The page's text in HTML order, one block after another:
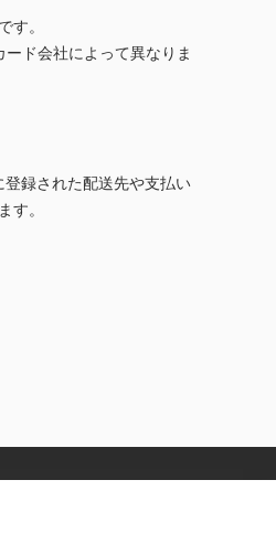
す。
ド会社によって異なりま
録された配送先や支払い
す。